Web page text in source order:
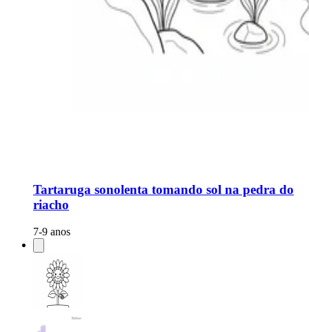
Tartaruga sonolenta tomando sol na pedra do
riacho
7-9 anos